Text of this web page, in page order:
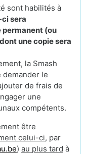
sont habilités à
sera
(ou
une copie sera
la Smash
demander le
de frais de
une
compétents.
être
celui-ci, par
) au plus tard à